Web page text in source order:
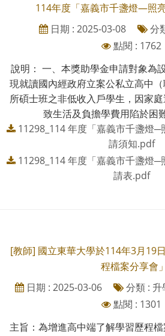
114年度「嘉義市千盞燈—照
日期 : 2025-03-08
分
點閱 : 1762
說明： 一、本獎助學金申請對象為
現就讀國內經政府立案公私立高中
所碩士班之非低收入戶學生，因家
致生活及負擔學費用陷於困
11298_114 年度「嘉義市千盞燈─
請須知.pdf
11298_114 年度「嘉義市千盞燈─
請表.pdf
[教師] 國立東華大學於114年3月19
程檔案分享會」
日期 : 2025-03-06
分類 : 升
點閱 : 1301
主旨：為增進高中端了解學習歷程